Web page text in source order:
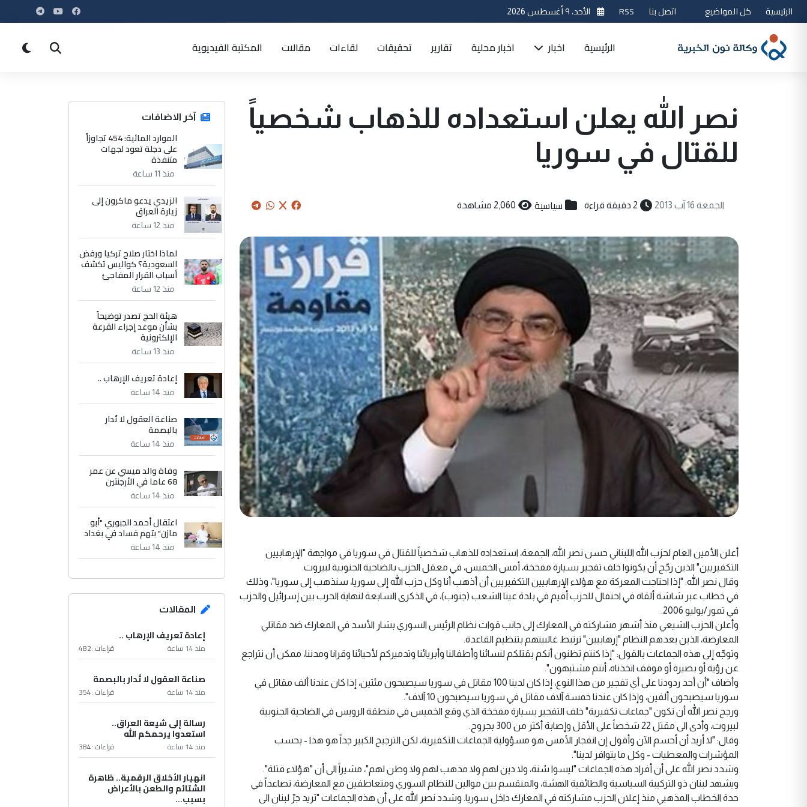
الرئيسية كل المواضيع اتصل بنا RSS الأحد، ٩ أغسطس 2026
الرئيسية اخبار اخبار محلية تقارير تحقيقات لقاءات مقالات المكتبة الفيديوية
نصر الله يعلن استعداده للذهاب شخصياً
للقتال في سوريا
الجمعة 16 آب 2013 2 دقيقة قراءة سياسية 2,060 مشاهدة
أعلن الأمين العام لحزب الله اللبناني حسن نصر الله، الجمعة، استعداده للذهاب شخصياً للقتال في سوريا في مواجهة "الإرهابيين
التكفيريين" الذين رجّح أن يكونوا خلف تفجير بسيارة مفخخة، أمس الخميس، في معقل الحزب بالضاحية الجنوبية لبيروت.
وقال نصر الله: "إذا احتاجت المعركة مع هؤلاء الإرهابيين التكفيريين أن أذهب أنا وكل حزب الله إلى سوريا، سنذهب إلى سوريا"، وذلك
في خطاب عبر شاشة ألقاه في احتفال للحزب أقيم في بلدة عيتا الشعب (جنوب)، في الذكرى السابعة لنهاية الحرب بين إسرائيل والحزب
في تموز/يوليو 2006.
وأعلن الحزب الشيعي منذ أشهر مشاركته في المعارك إلى جانب قوات نظام الرئيس السوري بشار الأسد في المعارك ضد مقاتلي
المعارضة، الذين يعدهم النظام "إرهابيين" ترتبط غالبيتهم بتنظيم القاعدة.
وتوجّه إلى هذه الجماعات بالقول: "إذا كنتم تظنون أنكم بقتلكم لنسائنا وأطفالنا وأبريائنا وتدميركم لأحيائنا وقرانا ومدننا، ممكن أن نتراجع
عن رؤية أو بصيرة أو موقف اتخذناه، أنتم مشتبهون".
وأضاف "أن أحد ردودنا على أي تفجير من هذا النوع، إذا كان لدينا 100 مقاتل في سوريا سيصبحون مئتين، إذا كان عندنا ألف مقاتل في
سوريا سيصبحون ألفين، وإذا كان عندنا خمسة آلاف مقاتل في سوريا سيصبحون 10 آلاف".
ورجح نصر الله أن تكون "جماعات تكفيرية" خلف التفجير بسيارة مفخخة الذي وقع الخميس في منطقة الرويس في الضاحية الجنوبية
لبيروت، وأدى الى مقتل 22 شخصاً على الأقل وإصابة أكثر من 300 بجروح.
وقال: "لا أريد أن أحسم الآن وأقول إن انفجار الأمس هو مسؤولية الجماعات التكفيرية، لكن الترجيح الكبير جداً هو هذا - بحسب
المؤشرات والمعطيات - وكل ما يتوافر لدينا".
وشدد نصر الله على أن أفراد هذه الجماعات "ليسوا سُنة، ولا دين لهم ولا مذهب لهم ولا وطن لهم"، مشيراً الى أن "هؤلاء قتلة".
ويشهد لبنان ذو التركيبة السياسية والطائفية الهشة، والمنقسم بين موالين للنظام السوري ومتعاطفين مع المعارضة، تصاعداً في
حدة الخطاب المذهبي منذ إعلان الحزب مشاركته في المعارك داخل سوريا. وشدد نصر الله على أن هذه الجماعات "تريد جرّ لبنان الى
آخر الاضافات
الموارد المائية: 454 تجاوزاً
على دجلة تعود لجهات
متنفذة
منذ 11 ساعة
الزيدي يدعو ماكرون إلى
زيارة العراق
منذ 12 ساعة
لماذا اختار صلاح تركيا ورفض
السعودية؟ كواليس تكشف
أسباب القرار المفاجئ
منذ 12 ساعة
هيئة الحج تصدر توضيحاً
بشأن موعد إجراء القرعة
الإلكترونية
منذ 13 ساعة
إعادة تعريف الإرهاب ..
منذ 14 ساعة
صناعة العقول لا تُدار
بالبصمة
منذ 14 ساعة
وفاة والد ميسي عن عمر
68 عاما في الأرجنتين
منذ 14 ساعة
اعتقال أحمد الجبوري "أبو
مازن" بتهم فساد في بغداد
منذ 14 ساعة
المقالات
إعادة تعريف الإرهاب ..
منذ 14 ساعة قراءات :482
صناعة العقول لا تُدار بالبصمة
منذ 14 ساعة قراءات :354
رسالة إلى شيعة العراق..
استعدوا يرحمكم الله
منذ 14 ساعة قراءات :384
انهيار الأخلاق الرقمية.. ظاهرة
الشتائم والطعن بالأعراض
بسبب...